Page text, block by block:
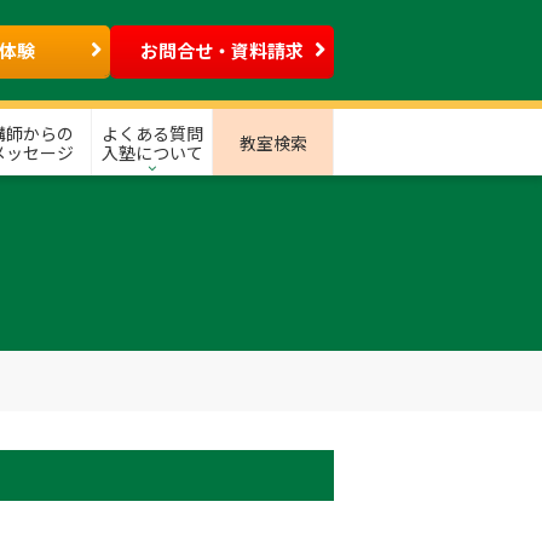
験 お問合せ・資料請求
師からの
ッセージ
よくある質問
入塾について
教室検索